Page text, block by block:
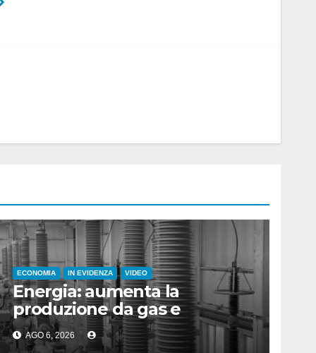
ECONOMIA IN EVIDENZA VIDEO
Energia: aumenta la
produzione da gas e
fotovoltaico
AGO 6, 2026